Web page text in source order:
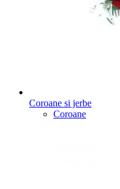
Coroane si jerbe
Coroane